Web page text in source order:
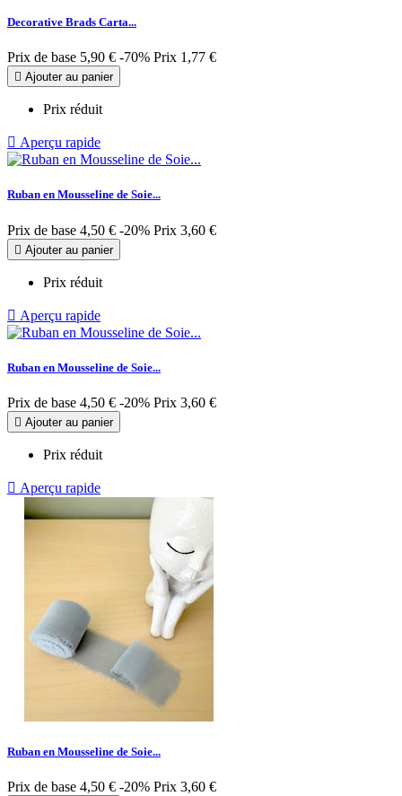
Decorative Brads Carta...
Prix de base 5,90 € -70% Prix 1,77 €
 Ajouter au panier
Prix réduit
 Aperçu rapide
Ruban en Mousseline de Soie...
Prix de base 4,50 € -20% Prix 3,60 €
 Ajouter au panier
Prix réduit
 Aperçu rapide
Ruban en Mousseline de Soie...
Prix de base 4,50 € -20% Prix 3,60 €
 Ajouter au panier
Prix réduit
 Aperçu rapide
Ruban en Mousseline de Soie...
Prix de base 4,50 € -20% Prix 3,60 €